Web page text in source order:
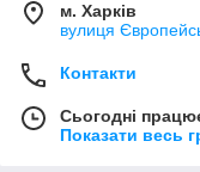
м. Харків
вулиця
Контакти
Сьогодні
Показати весь